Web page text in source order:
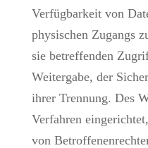
Verfügbarkeit von
physischen Zugangs
sie betreffenden
Weitergabe, der
ihrer Trennung. Des
Verfahren
von